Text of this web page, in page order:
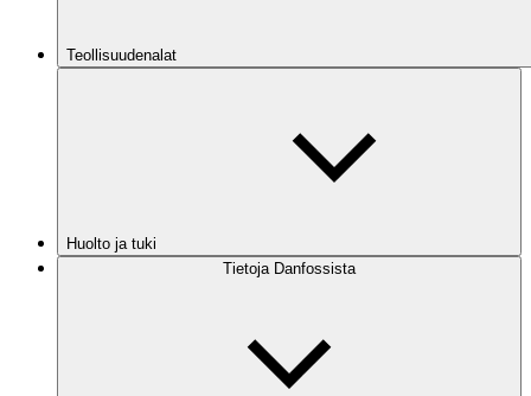
Teollisuudenalat
Huolto ja tuki
Tietoja Danfossista